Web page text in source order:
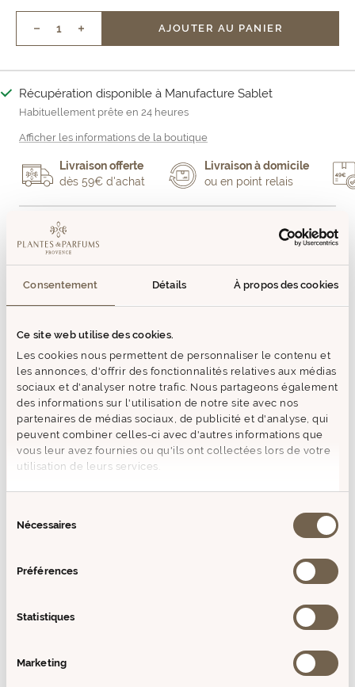
Consentement Détails À propos des cookies
Ce site web utilise des cookies.
Les cookies nous permettent de personnaliser le contenu et
les annonces, d'offrir des fonctionnalités relatives aux médias
sociaux et d'analyser notre trafic. Nous partageons également
des informations sur l'utilisation de notre site avec nos
partenaires de médias sociaux, de publicité et d'analyse, qui
peuvent combiner celles-ci avec d'autres informations que
vous leur avez fournies ou qu'ils ont collectées lors de votre
utilisation de leurs services.
duNécessaires
Préférences
Statistiques
Marketing
Réduire
la
Augmenter
la
AJOUTER AU PANIER
Récupération disponible à Manufacture Sablet
Habituellement prête en 24 heures
Afficher les informations de la boutique
Livraison offerte
dès 59€ d'achat
Livraison à domicile
ou en point relais
DESCRIPTION
L’Olive Bleue est une invitation au voyage et au plaisir de
La marque réunit une collection de produits hauts en
sublimer tous les moments de plaisir et de convivialité.
La collection allie la créativité des recettes à un esprit déco
chic pour conjuguer le plaisir du beau et du bon.
L'Olive Bleue associe à chaque saveur un paysage, à chaque
produit une illustration qui ajoute l'émotion du beau au plaisir
du bon.
et à chaque plat un petit accent du sud, une touche de soleil
famille et entre amis.
MODE D'EMPLOI
COMPOSITION
+ D'INFOS